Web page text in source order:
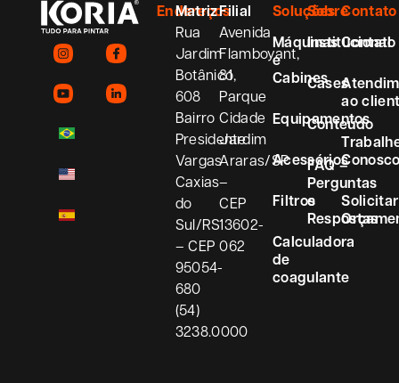
Endereços
Matriz
Rua
Jardim
Botânico,
608
Bairro
Presidente
Vargas
Caxias
do
Sul/RS
– CEP
95054-
680
(54)
3238.0000
Filial
Avenida
Flamboyant,
81
Parque
Cidade
Jardim
Araras/SP
–
CEP
13602-
062
Soluções
Máquinas
e
Cabines
Equipamentos
Acessórios
Filtros
Calculadora
de
coagulante
Sobre
Institucional
Cases
Conteúdo
FAQ –
Perguntas
e
Respostas
Contato
Contato
ao
Solicitar